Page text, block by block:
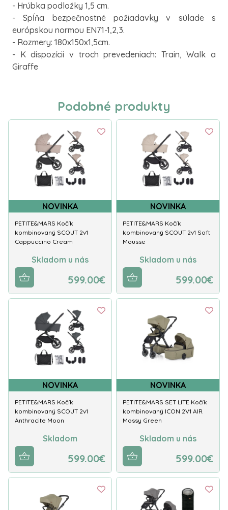
- Hrúbka podložky 1,5 cm.
- Spĺňa bezpečnostné požiadavky v súlade s
európskou normou EN71-1,2,3.
- Rozmery: 180x150x1,5cm.
- K dispozícii v troch prevedeniach: Train, Walk a
Giraffe
Podobné produkty
NOVINKA
PETITE&MARS Kočík
kombinovaný SCOUT 2v1
Cappuccino Cream
Skladom u nás
599.00€
NOVINKA
PETITE&MARS Kočík
kombinovaný SCOUT 2v1 Soft
Mousse
Skladom u nás
599.00€
NOVINKA
PETITE&MARS Kočík
kombinovaný SCOUT 2v1
Anthracite Moon
Skladom
599.00€
NOVINKA
PETITE&MARS SET LITE Kočík
kombinovaný ICON 2V1 AIR
Mossy Green
Skladom u nás
599.00€